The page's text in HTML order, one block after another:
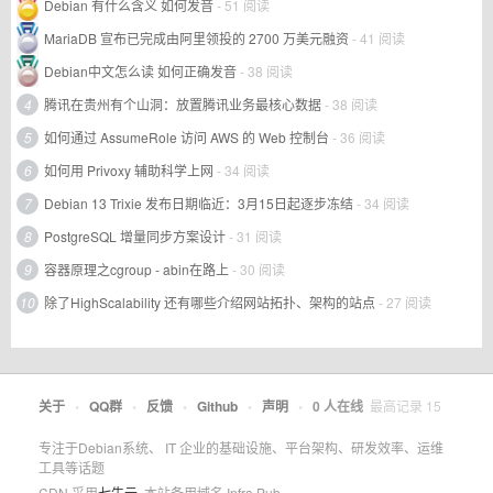
Debian 有什么含义 如何发音- 51 阅读
MariaDB 宣布已完成由阿里领投的 2700 万美元融资 - 41 阅读
Debian中文怎么读 如何正确发音- 38 阅读
4
腾讯在贵州有个山洞：放置腾讯业务最核心数据- 38 阅读
5
如何通过 AssumeRole 访问 AWS 的 Web 控制台 - 36 阅读
6
如何用 Privoxy 辅助科学上网 - 34 阅读
7
Debian 13 Trixie 发布日期临近：3月15日起逐步冻结- 34 阅读
8
PostgreSQL 增量同步方案设计- 31 阅读
9
容器原理之cgroup - abin在路上 - 30 阅读
10 除了HighScalability 还有哪些介绍网站拓扑、架构的站点 - 27 阅读
关于 • QQ群 • 反馈 • Github • 声明 • 0 人在线 最高记录 15
专注于Debian系统、 IT 企业的基础设施、平台架构、研发效率、运维
工具等话题